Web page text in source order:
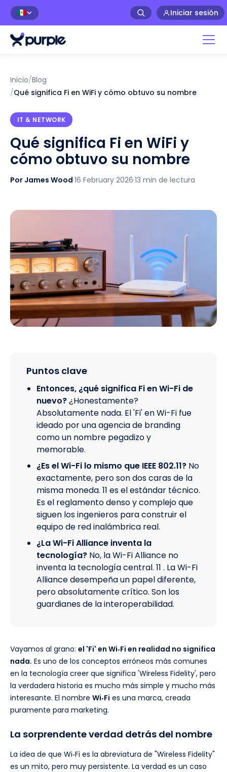
🇲🇽 Iniciar sesión
Inicio/Blog
/Qué significa Fi en WiFi y cómo obtuvo su nombre
IT & NETWORK
Qué significa Fi en WiFi y
cómo obtuvo su nombre
Por James Wood·16 February 2026·13 min de lectura
Puntos clave
Entonces, ¿qué significa Fi en Wi-Fi de
nuevo?¿Honestamente?
Absolutamente nada. El 'Fi' en Wi-Fi fue
ideado por una agencia de branding
como un nombre pegadizo y
memorable.
¿Es el Wi-Fi lo mismo que IEEE 802.11? No
exactamente, pero son dos caras de la
misma moneda. 11 es el estándar técnico.
Es el reglamento denso y complejo que
siguen los ingenieros para construir el
equipo de red inalámbrica real.
¿La Wi-Fi Alliance inventa la
tecnología? No, la Wi-Fi Alliance no
inventa la tecnología central. 11 . La Wi-Fi
Alliance desempeña un papel diferente,
pero absolutamente crítico. Son los
guardianes de la interoperabilidad.
Vayamos al grano: el 'Fi' en Wi‑Fi en realidad no significa
nada. Es uno de los conceptos erróneos más comunes
en la tecnología creer que significa 'Wireless Fidelity', pero
la verdadera historia es mucho más simple y mucho más
interesante. El nombre Wi‑Fi es una marca, creada
puramente para marketing.
La sorprendente verdad detrás del nombre
La idea de que Wi‑Fi es la abreviatura de "Wireless Fidelity"
es un mito, pero muy persistente. La verdad es un caso